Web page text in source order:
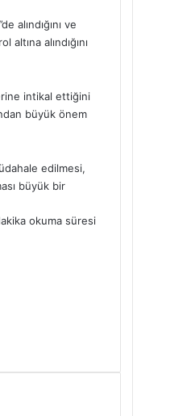
alındığını ve
alındığını
intikal ettiğini
büyük önem
edilmesi,
büyük bir
okuma süresi